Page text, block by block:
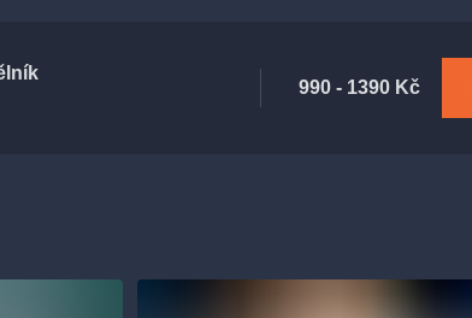
990 - 1390 Kč